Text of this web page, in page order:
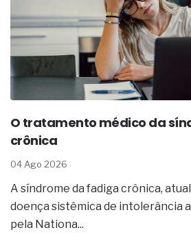
O tratamento médico da
crônica
04 Ago 2026
A síndrome da fadiga crônica,
doença sistêmica de intolerância
pela Nationa...